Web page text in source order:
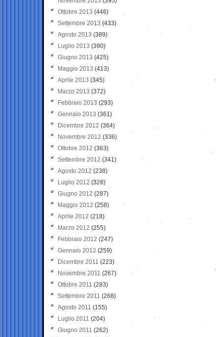
Ottobre 2013 (446)
Settembre 2013 (433)
Agosto 2013 (389)
Luglio 2013 (390)
Giugno 2013 (425)
Maggio 2013 (413)
Aprile 2013 (345)
Marzo 2013 (372)
Febbraio 2013 (293)
Gennaio 2013 (361)
Dicembre 2012 (364)
Novembre 2012 (336)
Ottobre 2012 (363)
Settembre 2012 (341)
Agosto 2012 (238)
Luglio 2012 (328)
Giugno 2012 (287)
Maggio 2012 (258)
Aprile 2012 (218)
Marzo 2012 (255)
Febbraio 2012 (247)
Gennaio 2012 (259)
Dicembre 2011 (223)
Novembre 2011 (267)
Ottobre 2011 (283)
Settembre 2011 (268)
Agosto 2011 (155)
Luglio 2011 (204)
Giugno 2011 (262)